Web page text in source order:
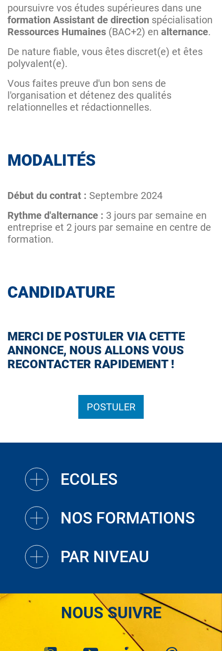
poursuivre vos études supérieures dans une
formation Assistant de direction spécialisation
Ressources Humaines (BAC+2) en alternance.
De nature fiable, vous êtes discret(e) et êtes
polyvalent(e).
Vous faites preuve d'un bon sens de
l'organisation et détenez des qualités
relationnelles et rédactionnelles.
MODALITÉS
Début du contrat : Septembre 2024
Rythme d'alternance : 3 jours par semaine en
entreprise et 2 jours par semaine en centre de
formation.
CANDIDATURE
MERCI DE POSTULER VIA CETTE
ANNONCE, NOUS ALLONS VOUS
RECONTACTER RAPIDEMENT !
POSTULER
ECOLES
NOS FORMATIONS
PAR NIVEAU
NOUS SUIVRE